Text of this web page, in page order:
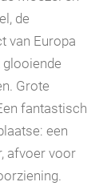
de
van Europa
glooiende
Grote
fantastisch
een
afvoer voor